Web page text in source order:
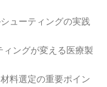
ューティングの実践
ングが変える医療製
料選定の重要ポイン